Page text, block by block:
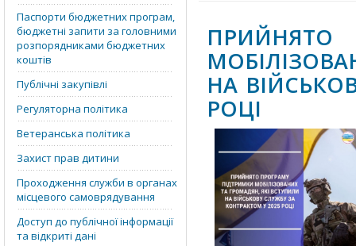
Паспорти бюджетних програм,
бюджетні запити за головними
розпорядниками бюджетних
коштів
Публічні закупівлі
Регуляторна політика
Ветеранська політика
Захист прав дитини
Проходження служби в органах
місцевого самоврядування
Доступ до публічної інформації
та відкриті дані
НА
РОЦІ